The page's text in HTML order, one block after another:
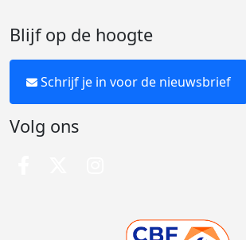
Blijf op de hoogte
Schrijf je in voor de nieuwsbrief
Volg ons